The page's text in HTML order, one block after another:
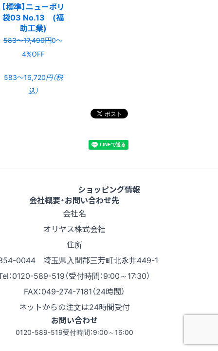
【標準】ニューポリ
袋03 No.13 (福
助工業)
583〜17,490円0〜
4%OFF
583〜16,720円（税
込）
ショッピング情報
会社概要・お問い合わせ先
会社名
オリヤス株式会社
住所
0044 埼玉県入間郡三芳町北永井449-1
：0120-589-519（受付時間：9:00～17:30）
FAX：049-274-7181（24時間）
ネットからの注文は24時間受付
お問い合わせ
0120-589-519受付時間：9:00～16:00